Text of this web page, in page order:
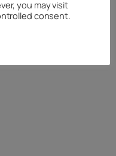
you may visit
consent.